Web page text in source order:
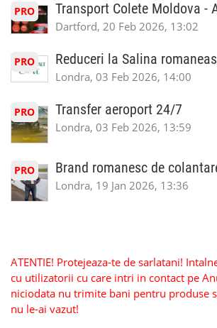
PRO Transport Colete Moldova -
Dartford, 20 Feb 2026, 13:02
PRO Reduceri la Salina
Londra, 03 Feb 2026, 14:00
PRO Transfer aeroport 24/7
Londra, 03 Feb 2026, 13:59
PRO Brand romanesc de
Londra, 19 Jan 2026, 13:36
ATENTIE! Protejeaza-te de sarlatani!
cu utilizatorii cu care intri in contact pe
niciodata nu trimite bani pentru produse
nu le-ai vazut!